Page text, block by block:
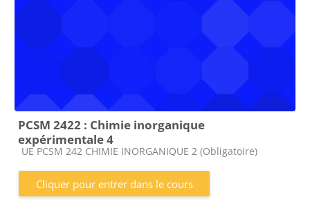
PCSM 2422 : Chimie inorganique
expérimentale 4
Catégorie de cours
UE PCSM 242 CHIMIE INORGANIQUE 2 (Obligatoire)
Cliquer pour entrer dans le cours